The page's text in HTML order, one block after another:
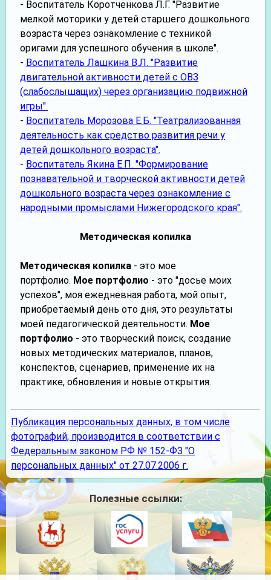
- Воспитатель Коротченкова Л.Г. "Развитие
мелкой моторики у детей старшего дошкольного
возраста через ознакомление с техникой
оригами для успешного обучения в школе".
- Воспитатель Лашкина В.Л. "Развитие
двигательной активности детей с ОВЗ
(слабослышащих) через организацию подвижной
игры".
- Воспитатель Морозова Е.Б. "Театрализованная
деятельность как средство развития речи у
детей дошкольного возраста".
- Воспитатель Якина Е.П. "Формирование
познавательной и творческой активности детей
дошкольного возраста через ознакомление с
народными промыслами Нижегородского края".
Методическая копилка
Методическая копилка - это мое
портфолио. Мое портфолио - это "досье моих
успехов", моя ежедневная работа, мой опыт,
приобретаемый день ото дня, это результаты
моей педагогической деятельности. Мое
портфолио - это творческий поиск, создание
новых методических материалов, планов,
конспектов, сценариев, применение их на
практике, обновления и новые открытия.
Публикация персональных данных, в том числе
фотографий, производится в соответствии с
Федеральным законом РФ № 152-ФЗ "О
персональных данных" от 27.07.2006 г.
Полезные ссылки: